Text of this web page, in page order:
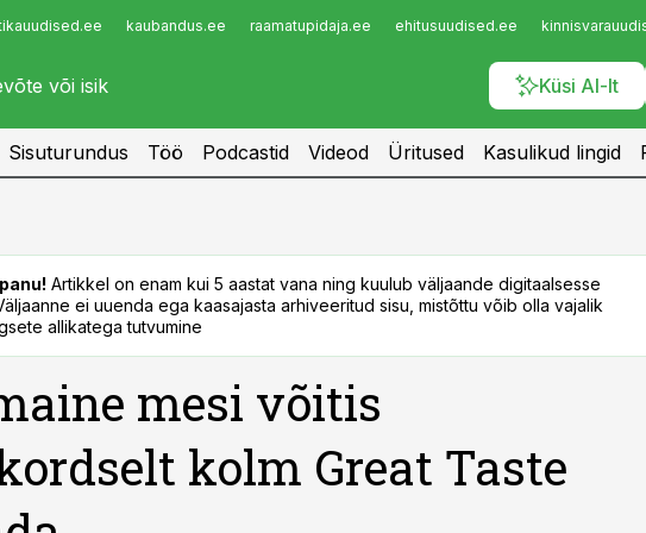
kaubandus.ee raamatupidaja.ee ehitusuudised.ee
Küsi AI-lt
Infopank
Sisuturundus Töö Podcastid Videod Üritused Kasulikud lingid
Artikkel on enam kui 5 aastat vana ning kuulub väljaande digitaalsesse
ei uuenda ega kaasajasta arhiveeritud sisu, mistõttu võib olla vajalik
allikatega tutvumine
mesi võitis
kolm Great Taste